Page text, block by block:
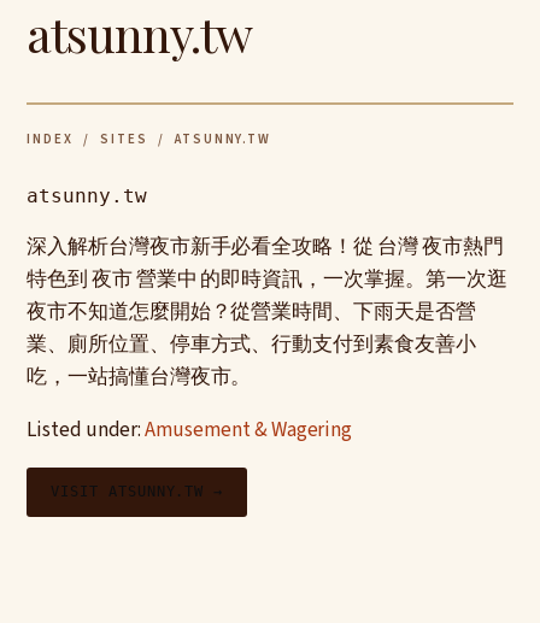
atsunny.tw
INDEX / SITES / ATSUNNY.TW
atsunny.tw
深入解析台灣夜市新手必看全攻略！從 台灣 夜市熱門
特色到 夜市 營業中 的即時資訊，一次掌握。第一次逛
夜市不知道怎麼開始？從營業時間、下雨天是否營
業、廁所位置、停車方式、行動支付到素食友善小
吃，一站搞懂台灣夜市。
Listed under:Amusement & Wagering
VISIT ATSUNNY.TW →